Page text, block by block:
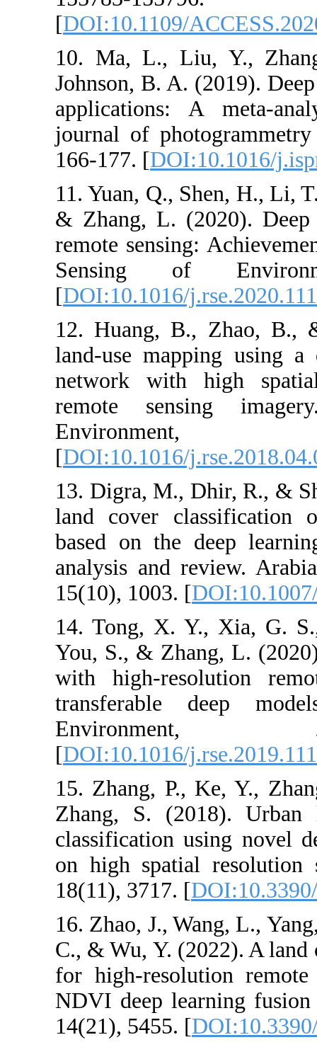
[DOI:10.1109/
10. Ma, L.,
Johnson, B. A.
journal of
166-177. [
11. Yuan, Q.,
& Zhang, L.
remote
Sensing
[DOI:10.1016/
12. Huang,
land-use
network with
remote
[DOI:10.1016/
13. Digra, M.,
land cover
based on the
analysis and
15(10), 1003. [
14. Tong, X.
You, S., &
with high-
[DOI:10.1016/
15. Zhang,
Zhang, S.
classification
on high
18(11), 3717. [
16. Zhao, J.,
C., & Wu, Y.
for high-
NDVI deep
14(21), 5455. [